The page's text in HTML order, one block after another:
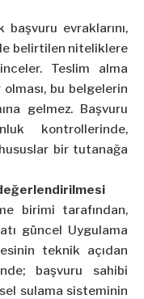
evraklarını,
belirtilen niteliklere
Teslim alma
bu belgelerin
gelmez. Başvuru
kontrollerinde,
bir tutanağa
birimi tarafından,
güncel Uygulama
teknik açıdan
başvuru sahibi
sulama sisteminin